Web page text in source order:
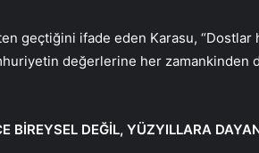
geçtiğini ifade eden Karasu, “Dostlar
değerlerine her zamankinden
BİREYSEL DEĞİL, YÜZYILLARA